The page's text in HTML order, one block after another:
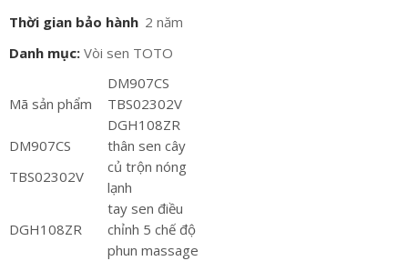
Thời gian bảo hành 2 năm
Danh mục: Vòi sen TOTO
Mã sản phẩm
DM907CS
TBS02302V
DGH108ZR
DM907CS
thân sen cây
TBS02302V
củ trộn nóng
lạnh
DGH108ZR
tay sen điều
chỉnh 5 chế độ
phun massage